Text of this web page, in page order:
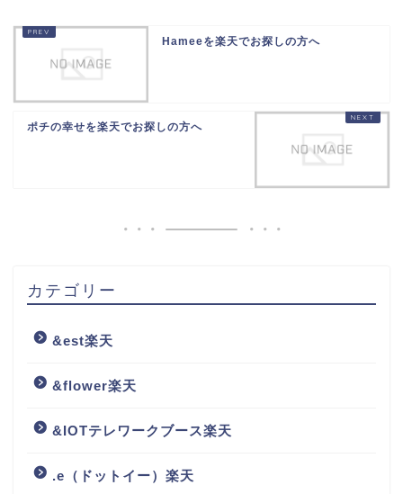
Hameeを楽天でお探しの方へ
ポチの幸せを楽天でお探しの方へ
カテゴリー
&est楽天
&flower楽天
&IOTテレワークブース楽天
.e（ドットイー）楽天